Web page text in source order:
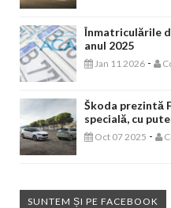
Înmatriculările
anul 2025
Jan 11 2026 -
Škoda prezintă
specială, cu
Oct 07 2025 -
SUNTEM ȘI PE FACEBOOK